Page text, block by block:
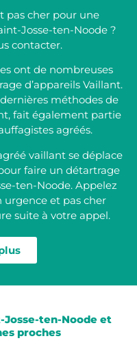
pas cher pour une
Josse-ten-Noode ?
contacter.
ont de nombreuses
d’appareils Vaillant.
méthodes de
fait également partie
agréés.
vaillant se déplace
faire un détartrage
ten-Noode. Appelez
et pas cher
suite à votre appel.
ten-Noode et
proches